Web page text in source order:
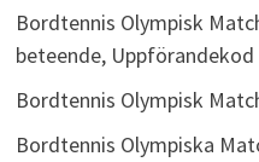
Bordtennis Olympisk
beteende, Uppförandekod
Bordtennis Olympisk
Bordtennis Olympiska